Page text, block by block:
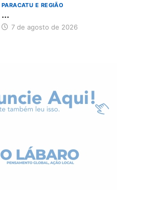
PARACATU E REGIÃO
...
7 de agosto de 2026